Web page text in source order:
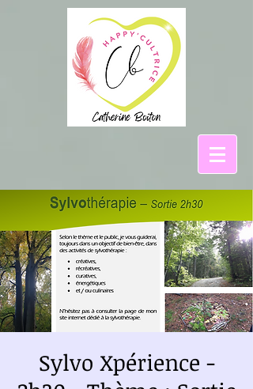
Sylvo Xpérience -